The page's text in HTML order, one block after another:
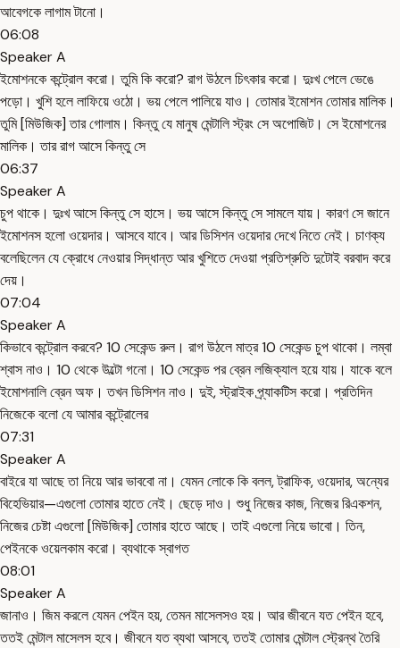
আবেগকে লাগাম টানো।
06:08
Speaker A
ইমোশনকে কন্ট্রোল করো। তুমি কি করো? রাগ উঠলে চিৎকার করো। দুঃখ পেলে ভেঙে
পড়ো। খুশি হলে লাফিয়ে ওঠো। ভয় পেলে পালিয়ে যাও। তোমার ইমোশন তোমার মালিক।
তুমি [মিউজিক] তার গোলাম। কিন্তু যে মানুষ মেন্টালি স্ট্রং সে অপোজিট। সে ইমোশনের
মালিক। তার রাগ আসে কিন্তু সে
06:37
Speaker A
চুপ থাকে। দুঃখ আসে কিন্তু সে হাসে। ভয় আসে কিন্তু সে সামলে যায়। কারণ সে জানে
ইমোশনস হলো ওয়েদার। আসবে যাবে। আর ডিসিশন ওয়েদার দেখে নিতে নেই। চাণক্য
বলেছিলেন যে ক্রোধে নেওয়ার সিদ্ধান্ত আর খুশিতে দেওয়া প্রতিশ্রুতি দুটোই বরবাদ করে
দেয়।
07:04
Speaker A
কিভাবে কন্ট্রোল করবে? 10 সেকেন্ড রুল। রাগ উঠলে মাত্র 10 সেকেন্ড চুপ থাকো। লম্বা
শ্বাস নাও। 10 থেকে উল্টো গনো। 10 সেকেন্ড পর ব্রেন লজিক্যাল হয়ে যায়। যাকে বলে
ইমোশনালি ব্রেন অফ। তখন ডিসিশন নাও। দুই, স্ট্রাইক প্র্যাকটিস করো। প্রতিদিন
নিজেকে বলো যে আমার কন্ট্রোলের
07:31
Speaker A
বাইরে যা আছে তা নিয়ে আর ভাববো না। যেমন লোকে কি বলল, ট্রাফিক, ওয়েদার, অন্যের
বিহেভিয়ার—এগুলো তোমার হাতে নেই। ছেড়ে দাও। শুধু নিজের কাজ, নিজের রিএকশন,
নিজের চেষ্টা এগুলো [মিউজিক] তোমার হাতে আছে। তাই এগুলো নিয়ে ভাবো। তিন,
পেইনকে ওয়েলকাম করো। ব্যথাকে স্বাগত
08:01
Speaker A
জানাও। জিম করলে যেমন পেইন হয়, তেমন মাসেলসও হয়। আর জীবনে যত পেইন হবে,
ততই মেন্টাল মাসেলস হবে। জীবনে যত ব্যথা আসবে, ততই তোমার মেন্টাল স্ট্রেন্থ তৈরি